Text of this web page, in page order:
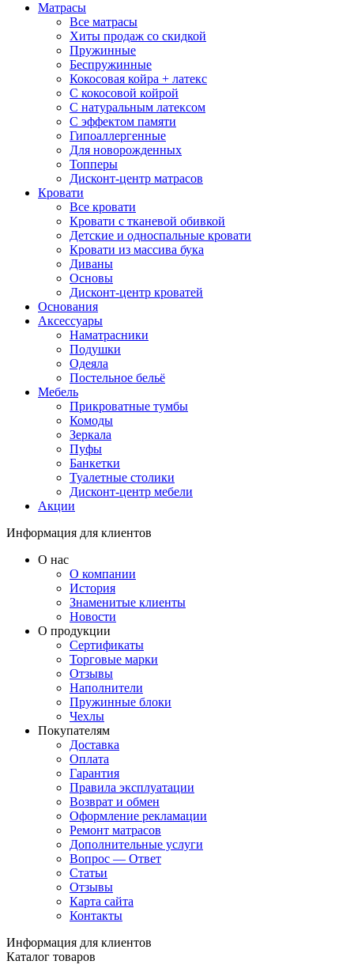
Матрасы
Все матрасы
Хиты продаж со скидкой
Пружинные
Беспружинные
Кокосовая койра + латекс
С кокосовой койрой
С натуральным латексом
С эффектом памяти
Гипоаллергенные
Для новорожденных
Топперы
Дисконт-центр матрасов
Кровати
Все кровати
Кровати с тканевой обивкой
Детские и односпальные кровати
Кровати из массива бука
Диваны
Основы
Дисконт-центр кроватей
Основания
Аксессуары
Наматрасники
Подушки
Одеяла
Постельное бельё
Мебель
Прикроватные тумбы
Комоды
Зеркала
Пуфы
Банкетки
Туалетные столики
Дисконт-центр мебели
Акции
Информация для клиентов
О нас
О компании
История
Знаменитые клиенты
Новости
О продукции
Сертификаты
Торговые марки
Отзывы
Наполнители
Пружинные блоки
Чехлы
Покупателям
Доставка
Оплата
Гарантия
Правила эксплуатации
Возврат и обмен
Оформление рекламации
Ремонт матрасов
Дополнительные услуги
Вопрос — Ответ
Статьи
Отзывы
Карта сайта
Контакты
Информация для клиентов
Каталог товаров